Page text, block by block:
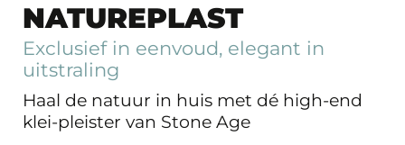
NATUREPLAST
Exclusief in eenvoud, elegant in
uitstraling
Haal de natuur in huis met dé high-end
klei-pleister van Stone Age